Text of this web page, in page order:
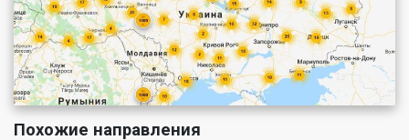
Похожие направления